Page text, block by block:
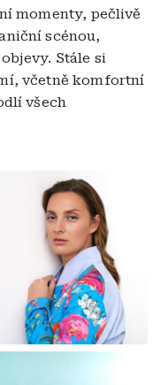
momenty, pečlivě
scénou,
Stále si
včetně komfortní
všech